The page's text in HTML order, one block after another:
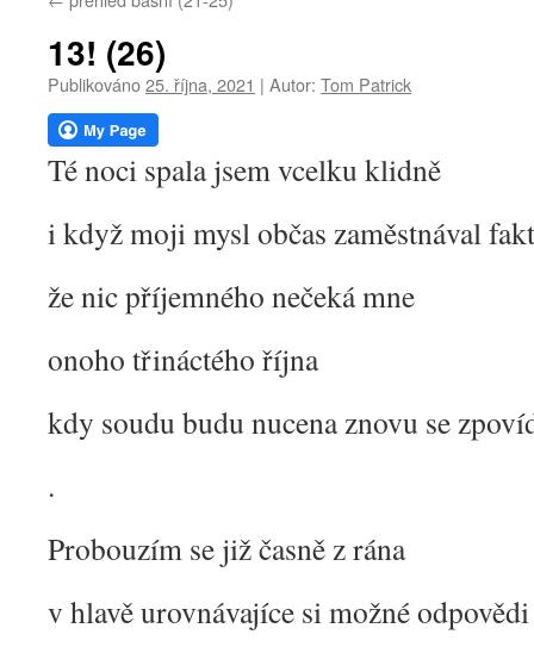
webu
13! (26)
Publikováno25. října, 2021 | Autor: Tom Patrick
Té noci spala jsem vcelku klidně
i když moji mysl občas zaměstnával fakt
že nic příjemného nečeká mne
onoho třináctého října
kdy soudu budu nucena znovu se
.
Probouzím se již časně z rána
v hlavě urovnávajíce si možné